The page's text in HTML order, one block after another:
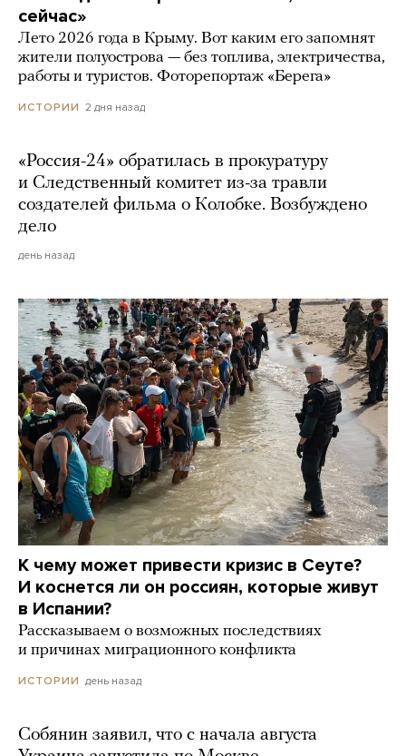
сейчас»
Лето 2026 года в Крыму. Вот каким его запомнят
жители полуострова — без топлива, электричества,
работы и туристов. Фоторепортаж «Берега»
ИСТОРИИ 2 дня назад
«Россия-24» обратилась в прокуратуру
и Следственный комитет из-за травли
создателей фильма о Колобке. Возбуждено
дело
день назад
К чему может привести кризис в Сеуте?
И коснется ли он россиян, которые живут
в Испании?
Рассказываем о возможных последствиях
и причинах миграционного конфликта
ИСТОРИИ день назад
Собянин заявил, что с начала августа